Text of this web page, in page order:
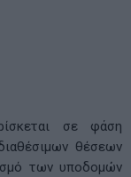
σε φάση
θέσεων
των υποδομών